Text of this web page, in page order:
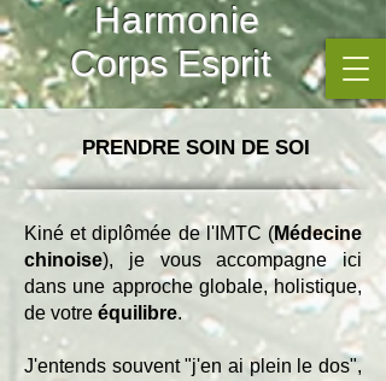
Corps Esprit
Harmonie
PRENDRE SOIN DE SOI
Kiné et diplômée de l'IMTC (Médecine
chinoise), je vous accompagne ici
dans une approche globale, holistique,
de votre équilibre.
J'entends souvent"j'en ai plein le dos",